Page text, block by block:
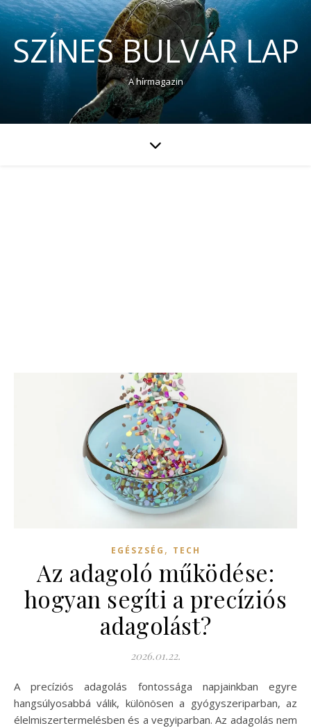
SZÍNES BULVÁR LAP
A hírmagazin
EGÉSZSÉG , TECH
Az adagoló működése:
hogyan segíti a precíziós
adagolást?
2026.01.22.
A precíziós adagolás fontossága napjainkban egyre
hangsúlyosabbá válik, különösen a gyógyszeriparban, az
élelmiszertermelésben és a vegyiparban. Az adagolás nem